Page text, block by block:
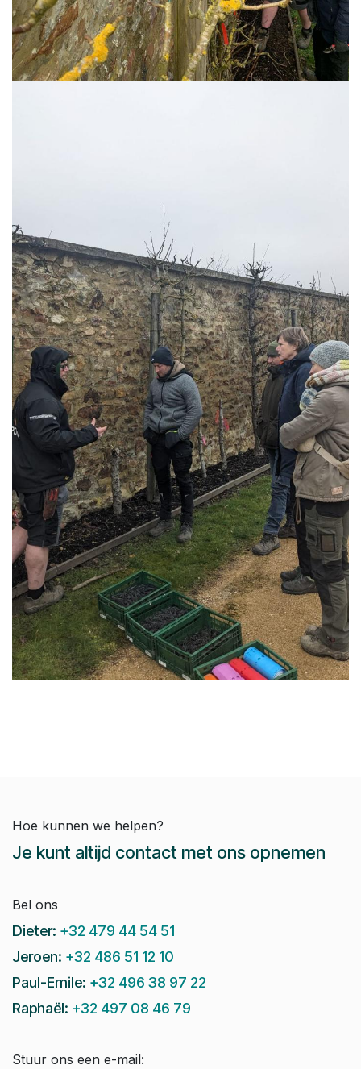
Hoe kunnen we helpen?
Je kunt altijd contact met ons opnemen
Bel ons
Dieter: +32 479 44 54 51
Jeroen: +32 486 51 12 10
Paul-Emile: +32 496 38 97 22
Raphaël: +32 497 08 46 79
Stuur ons een e-mail: